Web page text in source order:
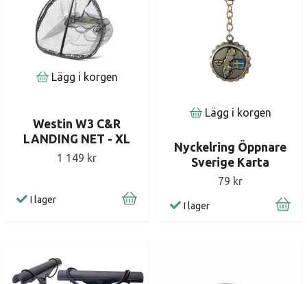
Lägg i korgen
Westin W3 C&R
LANDING NET - XL
1 149 kr
I lager
Lägg i korgen
Nyckelring Öppnare
Sverige Karta
79 kr
I lager